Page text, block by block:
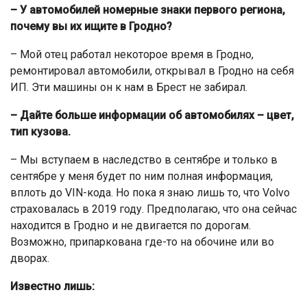
– У автомобилей номерные знаки первого региона,
почему вы их ищите в Гродно?
– Мой отец работал некоторое время в Гродно,
ремонтировал автомобили, открывал в Гродно на себя
ИП. Эти машины он к нам в Брест не забирал.
– Дайте больше информации об автомобилях – цвет,
тип кузова.
– Мы вступаем в наследство в сентябре и только в
сентябре у меня будет по ним полная информация,
вплоть до VIN-кода. Но пока я знаю лишь то, что Volvo
страховалась в 2019 году. Предполагаю, что она сейчас
находится в Гродно и не двигается по дорогам.
Возможно, припаркована где-то на обочине или во
дворах.
Известно лишь: